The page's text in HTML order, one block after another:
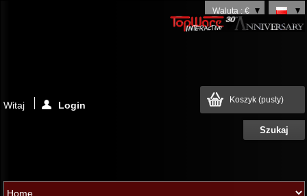
Waluta : €
Koszyk (pusty)
Witaj Login